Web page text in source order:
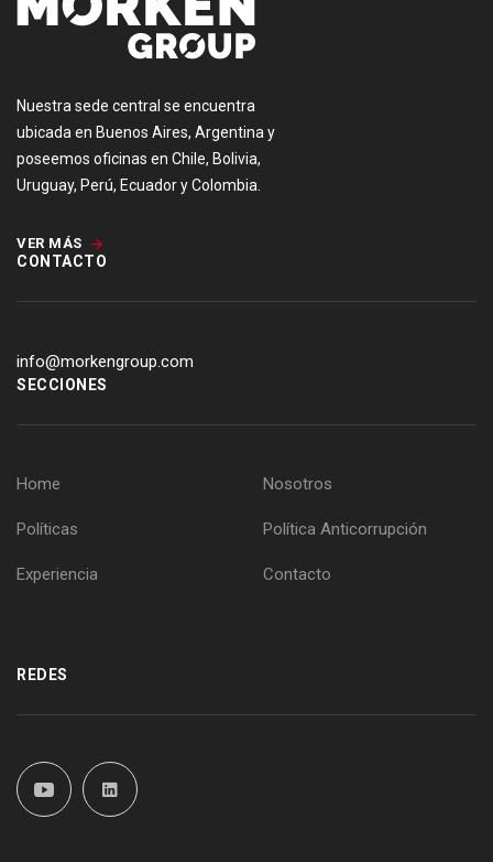
Nuestra sede central se encuentra
ubicada en Buenos Aires, Argentina y
poseemos oficinas en Chile, Bolivia,
Uruguay, Perú, Ecuador y Colombia.
VER MÁS
CONTACTO
info@morkengroup.com
SECCIONES
Home Nosotros
Políticas Política Anticorrupción
Experiencia Contacto
REDES